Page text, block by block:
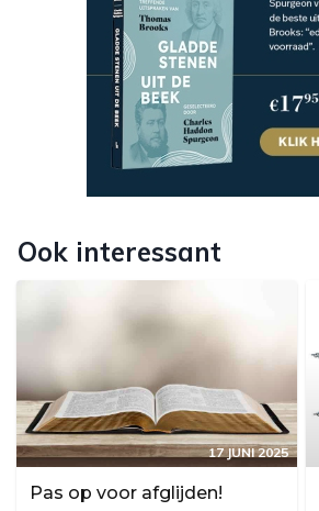
Ook interessant
17 JUNI 2025
Pas op voor afglijden!